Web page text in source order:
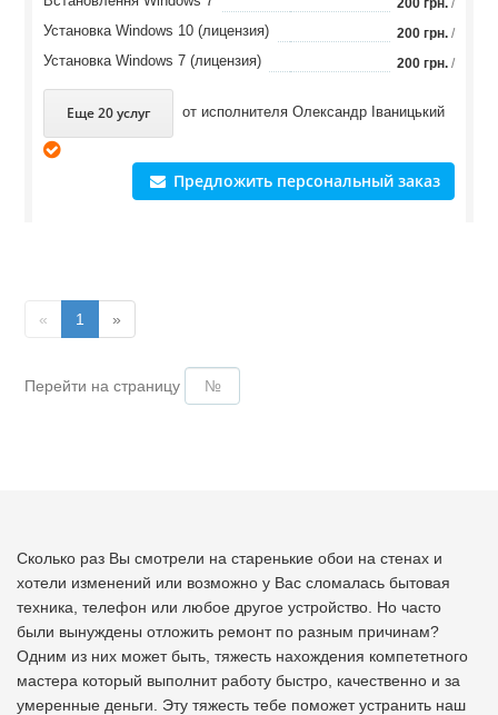
200 грн. /
Установка Windows 10 (лицензия) 200 грн. /
Установка Windows 7 (лицензия) 200 грн. /
Еще 20 услуг от исполнителя Олександр Іваницький
Предложить персональный заказ
« 1 »
Перейти на страницу
Сколько раз Вы смотрели на старенькие обои на стенах и
хотели изменений или возможно у Вас сломалась бытовая
техника, телефон или любое другое устройство. Но часто
были вынуждены отложить ремонт по разным причинам?
Одним из них может быть, тяжесть нахождения компететного
мастера который выполнит работу быстро, качественно и за
умеренные деньги. Эту тяжесть тебе поможет устранить наш